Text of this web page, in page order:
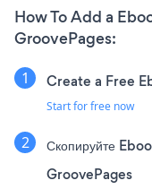
How To Add a
GroovePages:
Create a Free
Start for free now
Скопируйте
GroovePages